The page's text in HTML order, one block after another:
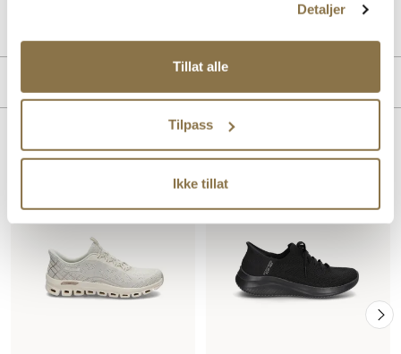
Detaljer
Tillat alle
Tilpass
Ikke tillat
Lignende produkter